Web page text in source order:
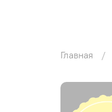
Главная